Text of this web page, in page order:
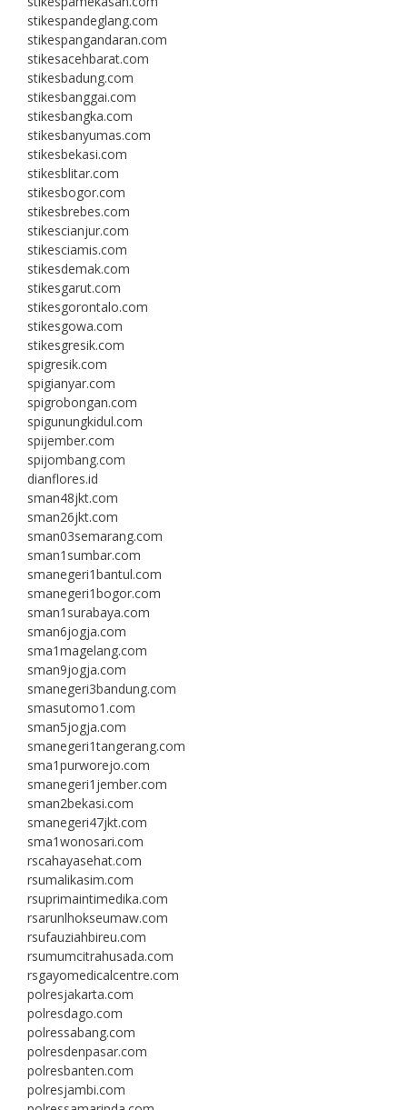
stikespandeglang.com
stikespangandaran.com
stikesacehbarat.com
stikesbadung.com
stikesbanggai.com
stikesbangka.com
stikesbanyumas.com
stikesbekasi.com
stikesblitar.com
stikesbogor.com
stikesbrebes.com
stikescianjur.com
stikesciamis.com
stikesdemak.com
stikesgarut.com
stikesgorontalo.com
stikesgowa.com
stikesgresik.com
spigresik.com
spigianyar.com
spigrobongan.com
spigunungkidul.com
spijember.com
spijombang.com
dianflores.id
sman48jkt.com
sman26jkt.com
sman03semarang.com
sman1sumbar.com
smanegeri1bantul.com
smanegeri1bogor.com
sman1surabaya.com
sman6jogja.com
sma1magelang.com
sman9jogja.com
smanegeri3bandung.com
smasutomo1.com
sman5jogja.com
smanegeri1tangerang.com
sma1purworejo.com
smanegeri1jember.com
sman2bekasi.com
smanegeri47jkt.com
sma1wonosari.com
rscahayasehat.com
rsumalikasim.com
rsuprimaintimedika.com
rsarunlhokseumaw.com
rsufauziahbireu.com
rsumumcitrahusada.com
rsgayomedicalcentre.com
polresjakarta.com
polresdago.com
polressabang.com
polresdenpasar.com
polresbanten.com
polresjambi.com